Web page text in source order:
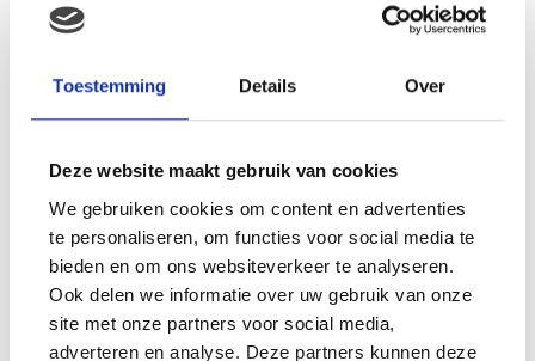
Toestemming Details Over
Deze website maakt gebruik van cookies
We gebruiken cookies om content en advertenties
te personaliseren, om functies voor social media te
bieden en om ons websiteverkeer te analyseren.
Ook delen we informatie over uw gebruik van onze
site met onze partners voor social media,
adverteren en analyse. Deze partners kunnen deze
Gerelateerde producten